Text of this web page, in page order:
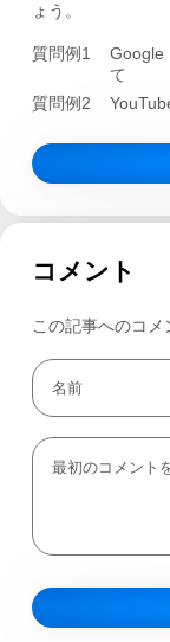
ょう。
質問例1
Google
て
質問例2
コメント
この記事へのコメ